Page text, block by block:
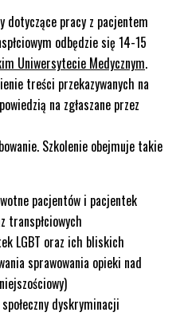
dotyczące pracy z pacjentem
odbędzie się 14-15
Uniwersytecie Medycznym.
treści przekazywanych na
na zgłaszane przez
Szkolenie obejmuje takie
pacjentów i pacjentek
transpłciowych
LGBT oraz ich bliskich
sprawowania opieki nad
dyskryminacji